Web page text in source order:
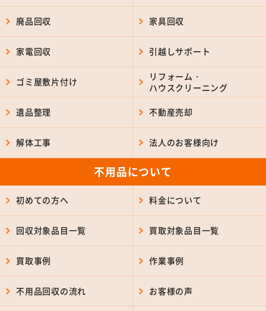
廃品回収 家具回収
家電回収 引越しサポート
ゴミ屋敷片付け
リフォーム・
ハウスクリーニング
遺品整理 不動産売却
解体工事 法人のお客様向け
不用品について
初めての方へ 料金について
回収対象品目一覧 買取対象品目一覧
買取事例 作業事例
不用品回収の流れ お客様の声